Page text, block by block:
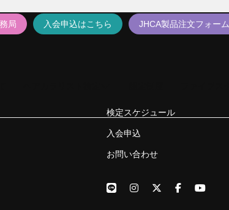
局 入会申込はこちら JHCA製品注文フォーム
検定スケジュール
入会申込
お問い合わせ